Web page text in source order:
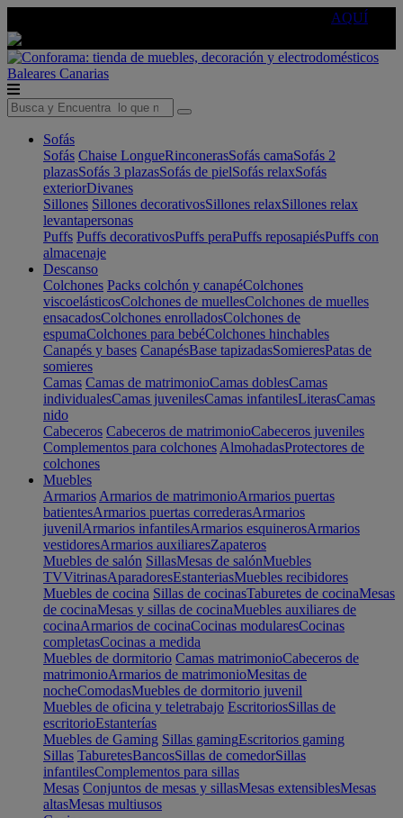
AQUÍ
Baleares Canarias
Sofás
Sofás Chaise LongueRinconerasSofás camaSofás 2
plazasSofás 3 plazasSofás de pielSofás relaxSofás
exteriorDivanes
Sillones Sillones decorativosSillones relaxSillones relax
levantapersonas
Puffs Puffs decorativosPuffs peraPuffs reposapiésPuffs con
almacenaje
Descanso
Colchones Packs colchón y canapéColchones
viscoelásticosColchones de muellesColchones de muelles
ensacadosColchones enrolladosColchones de
espumaColchones para bebéColchones hinchables
Canapés y bases CanapésBase tapizadasSomieresPatas de
somieres
Camas Camas de matrimonioCamas doblesCamas
individualesCamas juvenilesCamas infantilesLiterasCamas
nido
Cabeceros Cabeceros de matrimonioCabeceros juveniles
Complementos para colchones AlmohadasProtectores de
colchones
Muebles
Armarios Armarios de matrimonioArmarios puertas
batientesArmarios puertas correderasArmarios
juvenilArmarios infantilesArmarios esquinerosArmarios
vestidoresArmarios auxiliaresZapateros
Muebles de salón SillasMesas de salónMuebles
TVVitrinasAparadoresEstanteriasMuebles recibidores
Muebles de cocina Sillas de cocinasTaburetes de cocinaMesas
de cocinaMesas y sillas de cocinaMuebles auxiliares de
cocinaArmarios de cocinaCocinas modularesCocinas
completasCocinas a medida
Muebles de dormitorio Camas matrimonioCabeceros de
matrimonioArmarios de matrimonioMesitas de
nocheComodasMuebles de dormitorio juvenil
Muebles de oficina y teletrabajo EscritoriosSillas de
escritorioEstanterías
Muebles de Gaming Sillas gamingEscritorios gaming
Sillas TaburetesBancosSillas de comedorSillas
infantilesComplementos para sillas
Mesas Conjuntos de mesas y sillasMesas extensiblesMesas
altasMesas multiusos